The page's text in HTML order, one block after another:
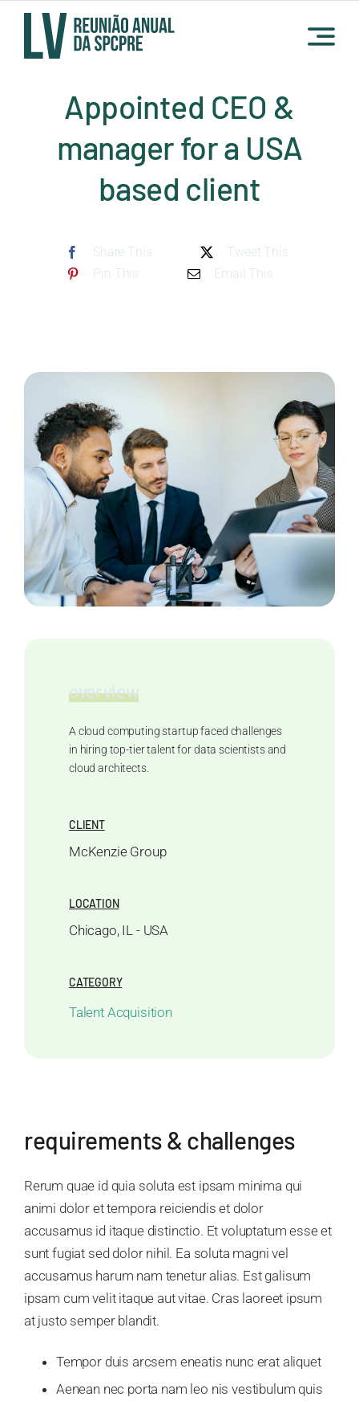
content
Appointed CEO &
manager for a USA
based client
Share This
Tweet This
Pin This
Email This
overview
A cloud computing startup faced challenges
in hiring top-tier talent for data scientists and
cloud architects.
CLIENT
McKenzie Group
LOCATION
Chicago, IL - USA
CATEGORY
Talent Acquisition
requirements & challenges
Rerum quae id quia soluta est ipsam minima qui
animi dolor et tempora reiciendis et dolor
accusamus id itaque distinctio. Et voluptatum esse et
sunt fugiat sed dolor nihil. Ea soluta magni vel
accusamus harum nam tenetur alias. Est galisum
ipsam cum velit itaque aut vitae. Cras laoreet ipsum
at justo semper blandit.
Tempor duis arcsem eneatis nunc erat aliquet
Aenean nec porta nam leo nis vestibulum quis